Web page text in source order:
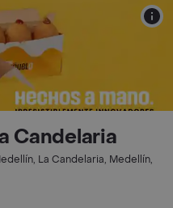
Candelaria
La Candelaria, Medellín,